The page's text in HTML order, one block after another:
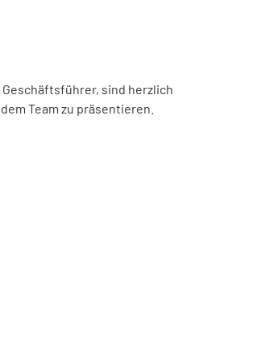
sind herzlich
Team zu präsentieren.